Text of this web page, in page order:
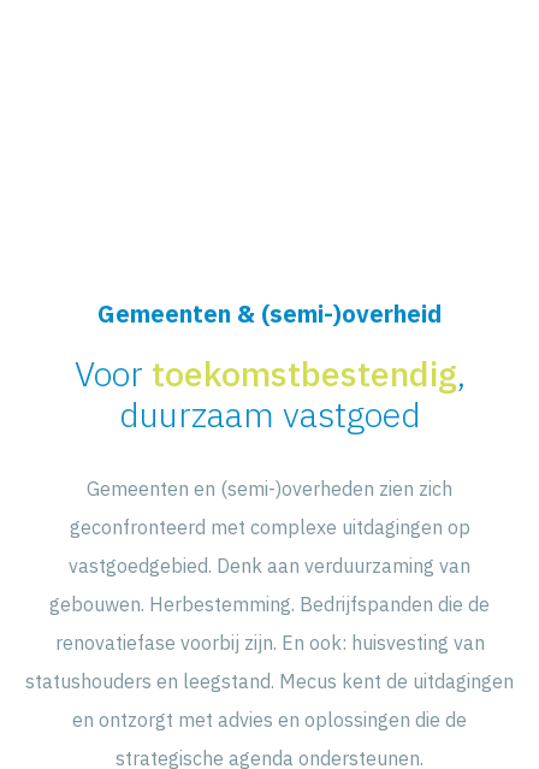
Gemeenten & (semi-)overheid
Voor toekomstbestendig,
duurzaam vastgoed
Gemeenten en (semi-)overheden zien zich
geconfronteerd met complexe uitdagingen op
vastgoedgebied. Denk aan verduurzaming van
gebouwen. Herbestemming. Bedrijfspanden die de
renovatiefase voorbij zijn. En ook: huisvesting van
statushouders en leegstand. Mecus kent de uitdagingen
en ontzorgt met advies en oplossingen die de
strategische agenda ondersteunen.